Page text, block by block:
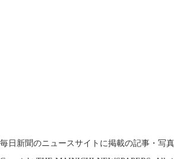
毎日新聞のニュースサイトに掲載の記事・写